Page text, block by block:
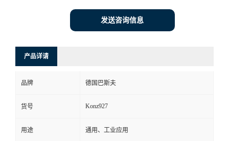
发送咨询信息
产品详请
品牌 德国巴斯夫
货号 Konz927
用途 通用、工业应用